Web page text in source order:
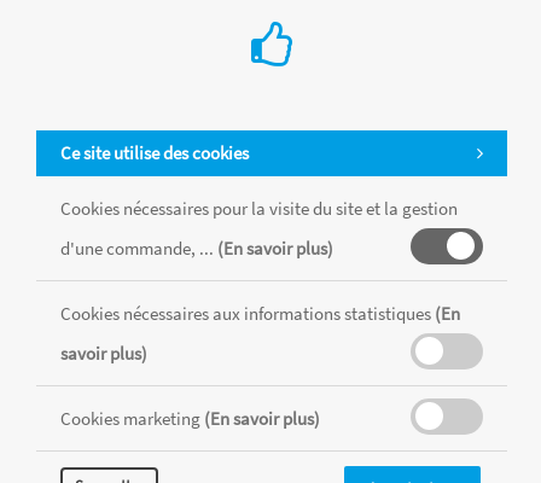
Ce site utilise des cookies
Cookies nécessaires pour la visite du site et la gestion
d'une commande, ... (En savoir plus)
Cookies nécessaires aux informations statistiques (En
savoir plus)
Cookies marketing (En savoir plus)
Tous les produits sont vendus dans la limite des stocks disponibles de
RÉALISÉ AVEC MERCATOR
CMS